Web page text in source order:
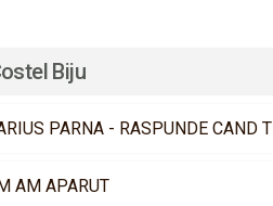
Biju
PARNA - RASPUNDE CAND
AM APARUT